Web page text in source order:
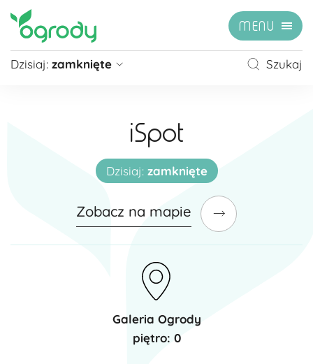
MENU
Dzisiaj: zamknięte
zamknięte
Niedziela handlowa
10:00 - 20:00
zobacz więcej »
Szukaj
iSpot
Dzisiaj: zamknięte
Zobacz na mapie
Galeria Ogrody
piętro: 0